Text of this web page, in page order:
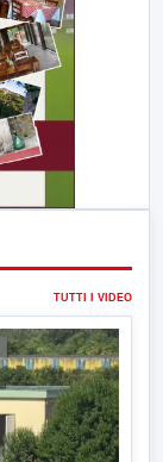
TUTTI I VIDEO